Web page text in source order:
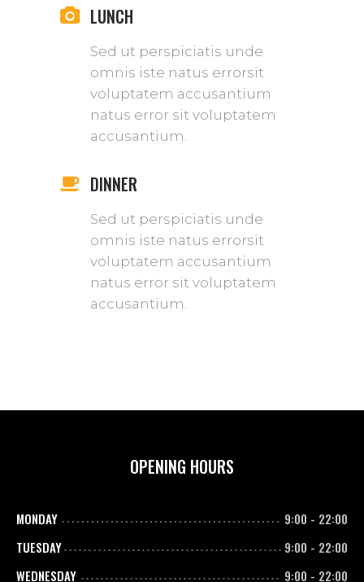
LUNCH
Sed ut perspiciatis unde
omnis iste natus errorsit
voluptatem accusantium
natus error sit voluptatem
accusantium.
DINNER
Sed ut perspiciatis unde
omnis iste natus errorsit
voluptatem accusantium
natus error sit voluptatem
accusantium.
OPENING HOURS
MONDAY 9:00 - 22:00
TUESDAY
9:00 - 22:00
WEDNESDAY
9:00 - 22:00